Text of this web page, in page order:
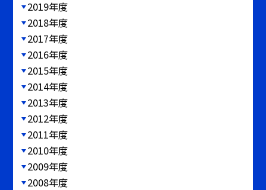
2019年度
2018年度
2017年度
2016年度
2015年度
2014年度
2013年度
2012年度
2011年度
2010年度
2009年度
2008年度